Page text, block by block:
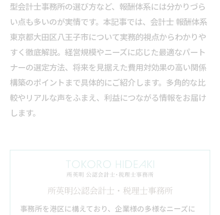
型会計士事務所の選び方など、報酬体系には分かりづら
い点も多いのが実情です。本記事では、会計士 報酬体系
東京都大田区八王子市について実務的視点からわかりや
すく徹底解説。経営規模やニーズに応じた最適なパート
ナーの選定方法、将来を見据えた費用対効果の高い関係
構築のポイントまで具体的にご紹介します。多角的な比
較やリアルな声をふまえ、利益につながる情報をお届け
します。
所英明公認会計士・税理士事務所
事務所を港区に構えており、企業様の多様なニーズに